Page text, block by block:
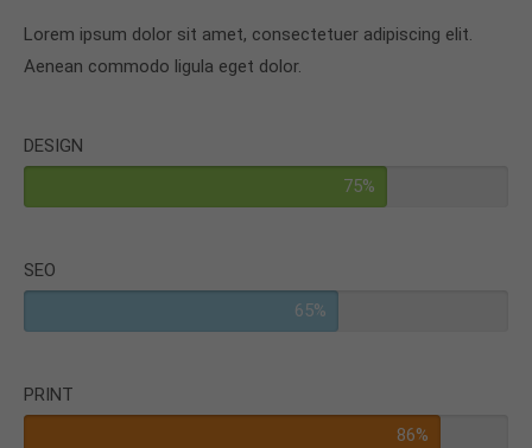
Lorem ipsum dolor sit amet, consectetuer adipiscing elit.
Aenean commodo ligula eget dolor.
DESIGN
75%
SEO
65%
PRINT
86%